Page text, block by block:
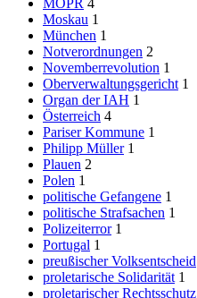
Moskau 1
München 1
Notverordnungen 2
Novemberrevolution 1
Oberverwaltungsgericht 1
Organ der IAH 1
Österreich 4
Pariser Kommune 1
Philipp Müller 1
Plauen 2
Polen 1
politische Gefangene 1
politische Strafsachen 1
Polizeiterror 1
Portugal 1
preußischer Volksentscheid
proletarische Solidarität 1
proletarischer Rechtsschutz